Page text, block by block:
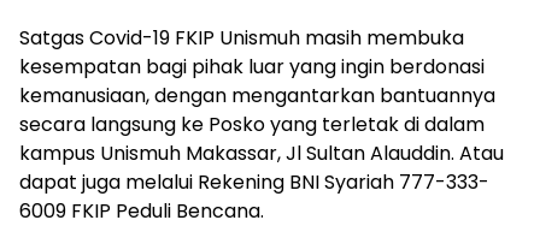
Satgas Covid-19 FKIP Unismuh masih membuka
kesempatan bagi pihak luar yang ingin berdonasi
kemanusiaan, dengan mengantarkan bantuannya
secara langsung ke Posko yang terletak di dalam
kampus Unismuh Makassar, Jl Sultan Alauddin. Atau
dapat juga melalui Rekening BNI Syariah 777-333-
6009 FKIP Peduli Bencana.